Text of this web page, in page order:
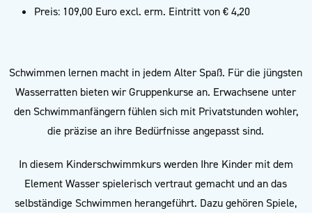
Preis: 109,00 Euro excl. erm. Eintritt von € 4,20
Schwimmen lernen macht in jedem Alter Spaß. Für die jüngsten
Wasserratten bieten wir Gruppenkurse an. Erwachsene unter
den Schwimmanfängern fühlen sich mit Privatstunden wohler,
die präzise an ihre Bedürfnisse angepasst sind.
In diesem Kinderschwimmkurs werden Ihre Kinder mit dem
Element Wasser spielerisch vertraut gemacht und an das
selbständige Schwimmen herangeführt. Dazu gehören Spiele,